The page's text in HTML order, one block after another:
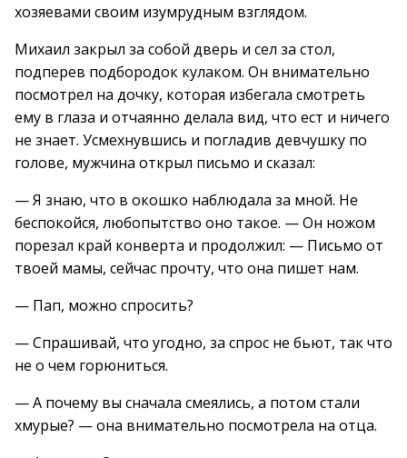
хозяевами своим изумрудным взглядом.
Михаил закрыл за собой дверь и сел за стол,
подперев подбородок кулаком. Он внимательно
посмотрел на дочку, которая избегала смотреть
ему в глаза и отчаянно делала вид, что ест и ничего
не знает. Усмехнувшись и погладив девчушку по
голове, мужчина открыл письмо и сказал:
— Я знаю, что в окошко наблюдала за мной. Не
беспокойся, любопытство оно такое. — Он ножом
порезал край конверта и продолжил: — Письмо от
твоей мамы, сейчас прочту, что она пишет нам.
— Пап, можно спросить?
— Спрашивай, что угодно, за спрос не бьют, так что
не о чем горюниться.
— А почему вы сначала смеялись, а потом стали
хмурые? — она внимательно посмотрела на отца.